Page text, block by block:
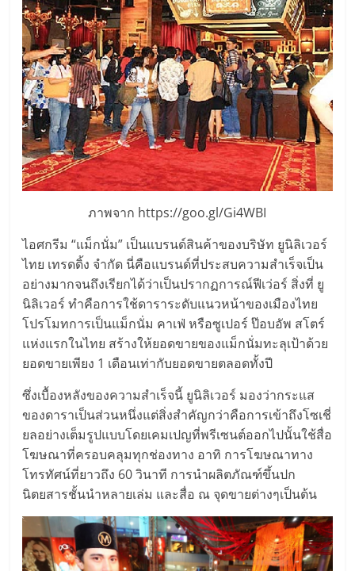
รวม
ข้อมูล
ธุรกิจ
SME
แห่ง
ประเทศไทย,
ThaiSMEsCenter,
รวม
ธุรกิจ
มอี
ไทย,
SMEs,
แฟ
รน
ไชส์,
ปรึกษา
แฟ
รน
ไชส์,
รวม
แฟ
รน
ไชส์
ขาย
แฟ
รน
ภาพจาก https://goo.gl/Gi4WBI
ไอศกรีม “แม็กนั่ม” เป็นแบรนด์สินค้าของบริษัท ยูนิลิเวอร์
ไทย เทรดดิ้ง จำกัด นี่คือแบรนด์ที่ประสบความสำเร็จเป็น
อย่างมากจนถึงเรียกได้ว่าเป็นปรากฏการณ์ฟีเว่อร์ สิ่งที่ ยู
นิลิเวอร์ ทำคือการใช้ดาราระดับแนวหน้าของเมืองไทย
โปรโมทการเป็นแม็กนั่ม คาเฟ่ หรือซูเปอร์ ป๊อบอัพ สโตร์
แห่งแรกในไทย สร้างให้ยอดขายของแม็กนั่มทะลุเป้าด้วย
ยอดขายเพียง 1 เดือนเท่ากับยอดขายตลอดทั้งปี
ซึ่งเบื้องหลังของความสำเร็จนี้ ยูนิลิเวอร์ มองว่ากระแส
ของดาราเป็นส่วนหนึ่งแต่สิ่งสำคัญกว่าคือการเข้าถึงโซเชี่
ยลอย่างเต็มรูปแบบโดยเคมเปญที่พรีเซนต์ออกไปนั้นใช้สื่อ
โฆษณาที่ครอบคลุมทุกช่องทาง อาทิ การโฆษณาทาง
โทรทัศน์ที่ยาวถึง 60 วินาที การนำผลิตภัณฑ์ขึ้นปก
นิตยสารชั้นนำหลายเล่ม และสื่อ ณ จุดขายต่างๆเป็นต้น